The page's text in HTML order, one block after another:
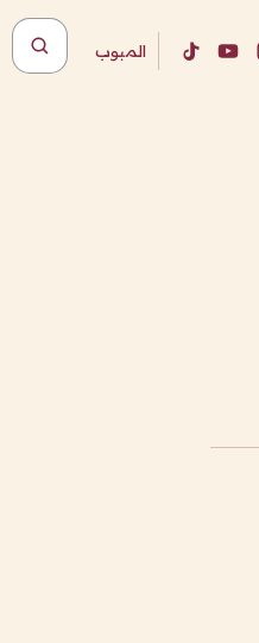
المبوب